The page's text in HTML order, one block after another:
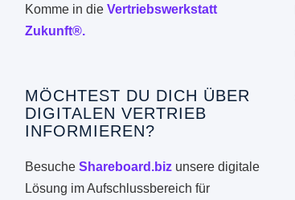
Komme in die Vertriebswerkstatt
Zukunft®.
MÖCHTEST DU DICH ÜBER
DIGITALEN VERTRIEB
INFORMIEREN?
Besuche Shareboard.bizunsere digitale
Lösung im Aufschlussbereich für